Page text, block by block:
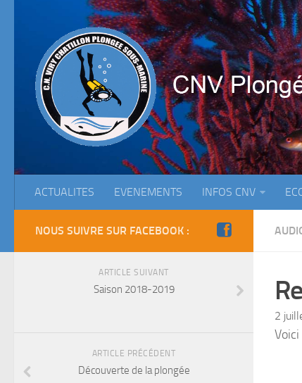
ACTUALITES EVENEMENTS INFOS CNV
2
NOUS SUIVRE SUR FACEBOOK :
ARTICLE SUIVANT
Saison 2018-2019
ARTICLE PRÉCÉDENT
Découverte de la plongée